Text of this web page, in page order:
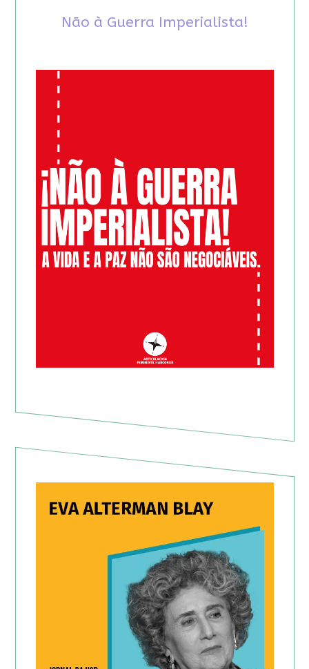
Não à Guerra Imperialista!